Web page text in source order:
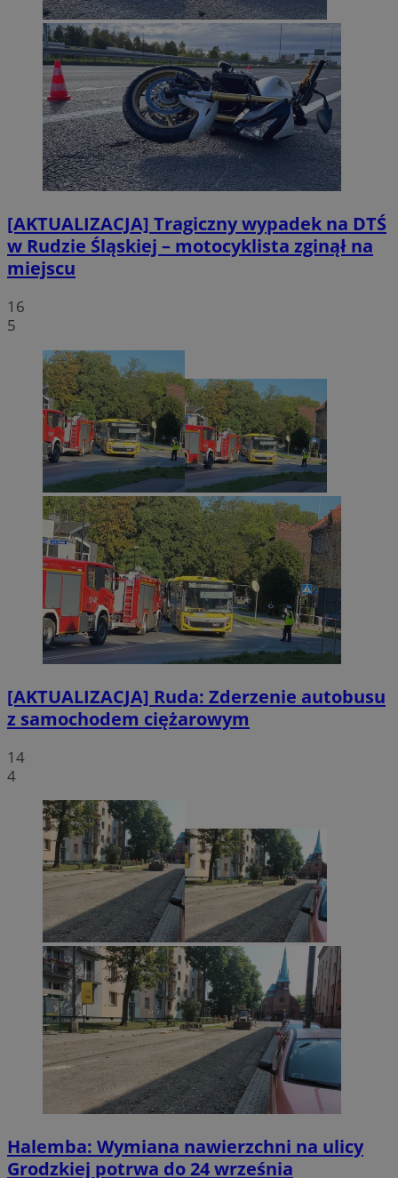
[AKTUALIZACJA] Tragiczny wypadek na DTŚ
w Rudzie Śląskiej – motocyklista zginął na
miejscu
16
5
[AKTUALIZACJA] Ruda: Zderzenie autobusu
z samochodem ciężarowym
14
4
Halemba: Wymiana nawierzchni na ulicy
Grodzkiej potrwa do 24 września